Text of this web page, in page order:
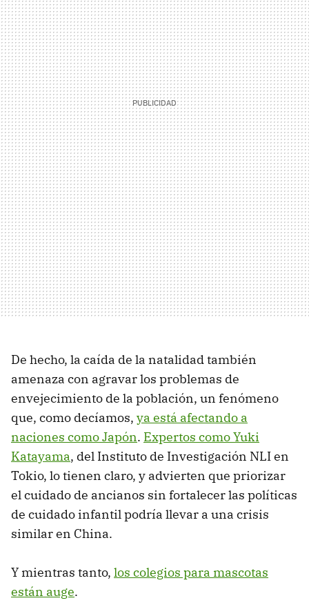
De hecho, la caída de la natalidad también
amenaza con agravar los problemas de
envejecimiento de la población, un fenómeno
que, como decíamos, ya está afectando a
naciones como Japón. Expertos como Yuki
Katayama, del Instituto de Investigación NLI en
Tokio, lo tienen claro, y advierten que priorizar
el cuidado de ancianos sin fortalecer las políticas
de cuidado infantil podría llevar a una crisis
similar en China.
Y mientras tanto, los colegios para mascotas
están auge.